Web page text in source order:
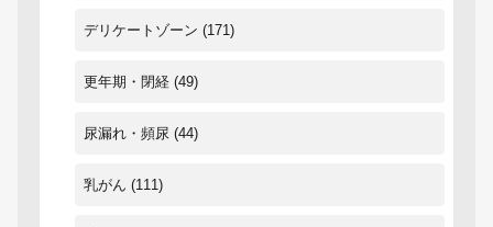
デリケートゾーン (171)
更年期・閉経 (49)
尿漏れ・頻尿 (44)
乳がん (111)